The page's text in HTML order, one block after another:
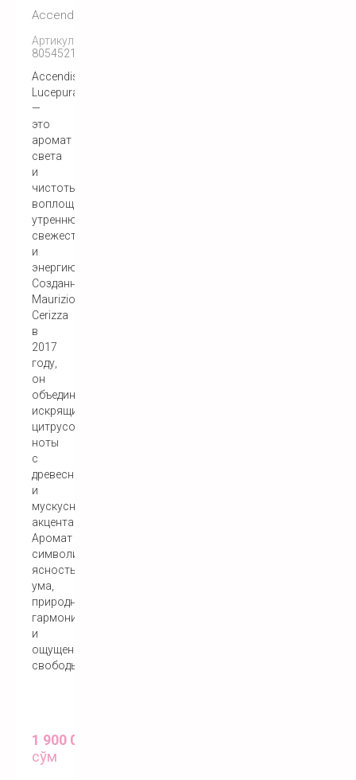
Accendis
Артикул:
8054521910098
Accendis
Lucepura
—
это
аромат
света
и
чистоты,
воплощающий
утреннюю
свежесть
и
энергию.
Созданный
Maurizio
Cerizza
в
2017
году,
он
объединяет
искрящиеся
цитрусовые
ноты
с
древесными
и
мускусными
акцентами.
Аромат
символизирует
ясность
ума,
природную
гармонию
и
ощущение
свободы.
1 900 000
сўм